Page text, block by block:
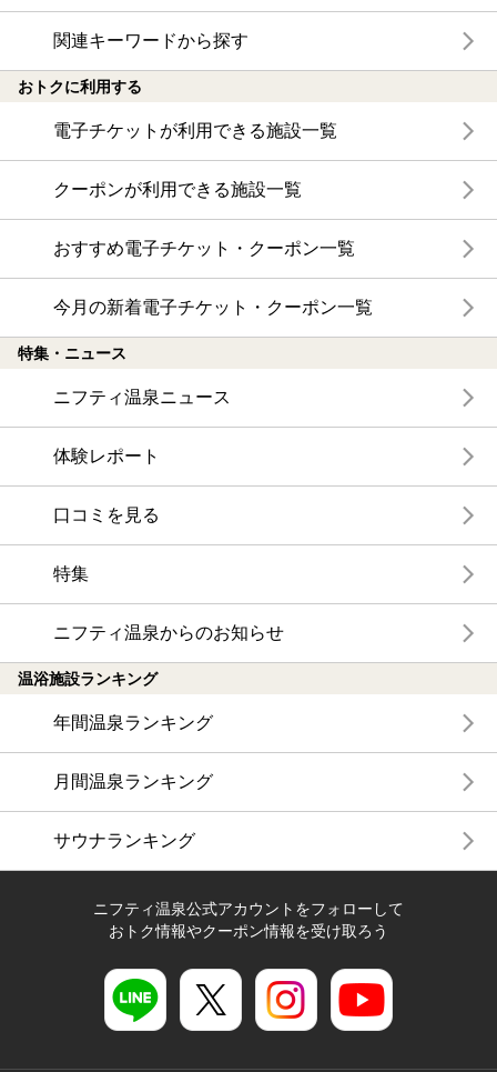
関連キーワードから探す
おトクに利用する
電子チケットが利用できる施設一覧
クーポンが利用できる施設一覧
おすすめ電子チケット・クーポン一覧
今月の新着電子チケット・クーポン一覧
特集・ニュース
ニフティ温泉ニュース
体験レポート
口コミを見る
特集
ニフティ温泉からのお知らせ
温浴施設ランキング
年間温泉ランキング
月間温泉ランキング
サウナランキング
ニフティ温泉公式アカウントをフォローして
おトク情報やクーポン情報を受け取ろう